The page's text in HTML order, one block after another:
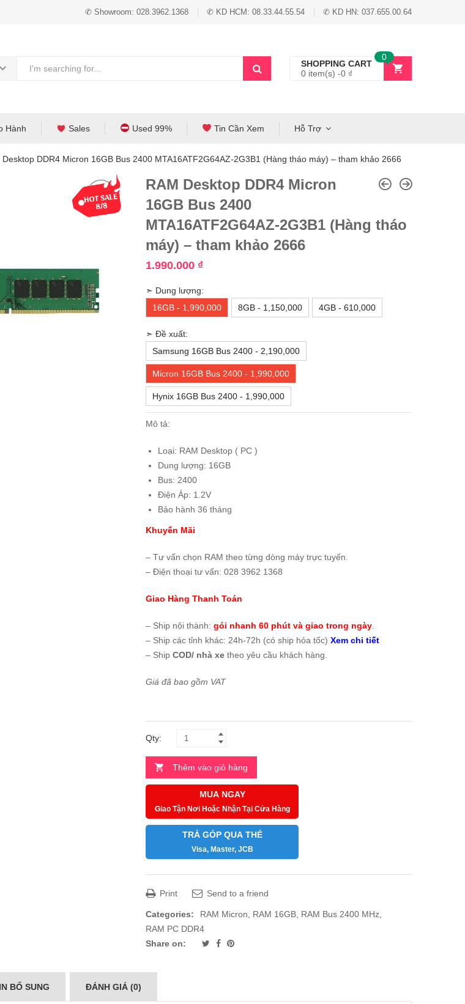
✆ Showroom: 028.3962.1368 ✆ KD HCM: 08.33.44.55.54 ✆ KD HN: 037.655.00.64
SHOPPING CART
0 item(s) -0 ₫
0
Hành Sales Used 99% Tin Cần Xem Hỗ Trợ
Desktop DDR4 Micron 16GB Bus 2400 MTA16ATF2G64AZ-2G3B1 (Hàng tháo máy) – tham khảo 2666
RAM Desktop DDR4 Micron
16GB Bus 2400
MTA16ATF2G64AZ-2G3B1 (Hàng tháo
máy) – tham khảo 2666
1.990.000 ₫
➣ Dung lượng:
16GB - 1,990,000
8GB - 1,150,000 4GB - 610,000
➣ Đề xuất:
Samsung 16GB Bus 2400 - 2,190,000
Micron 16GB Bus 2400 - 1,990,000
Hynix 16GB Bus 2400 - 1,990,000
Mô tả:
Loại: RAM Desktop ( PC )
Dung lượng: 16GB
Bus: 2400
Điện Áp: 1.2V
Bảo hành 36 tháng
Khuyến Mãi
– Tư vấn chọn RAM theo từng dòng máy trực tuyến.
– Điện thoại tư vấn: 028 3962 1368
Giao Hàng Thanh Toán
– Ship nội thành: gói nhanh 60 phút và giao trong ngày
– Ship các tỉnh khác: 24h-72h (có ship hỏa tốc) Xem chi tiết
– Ship COD/ nhà xe theo yêu cầu khách hàng.
Giá đã bao gồm VAT
Qty:
Thêm vào giỏ hàng
MUA NGAY
Giao Tận Nơi Hoặc Nhận Tại Cửa Hàng
TRẢ GÓP QUA THẺ
Visa, Master, JCB
Print Send to a friend
Categories: RAM Micron, RAM 16GB, RAM Bus 2400 MHz,
RAM PC DDR4
Share on:
BỔ SUNG ĐÁNH GIÁ (0)